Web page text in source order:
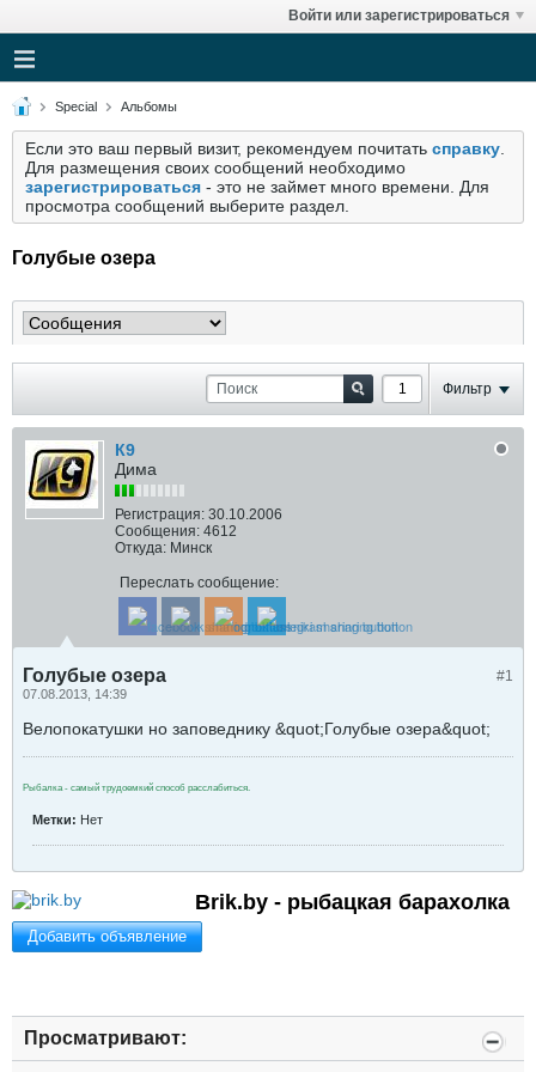
Войти или зарегистрироваться
Special Альбомы
Если это ваш первый визит, рекомендуем почитать справку
Для размещения своих сообщений необходимо
зарегистрироваться - это не займет много времени. Для
просмотра сообщений выберите раздел.
Голубые озера
Фильтр
К9
Дима
Регистрация: 30.10.2006
Сообщения: 4612
Откуда: Минск
Переслать сообщение:
#1
Голубые озера
07.08.2013, 14:39
Велопокатушки но заповеднику &quot;Голубые озера&quot;
Рыбалка - самый трудоемкий способ расслабиться.
Метки: Нет
Brik.by - рыбацкая барахолка
Добавить объявление
Просматривают: